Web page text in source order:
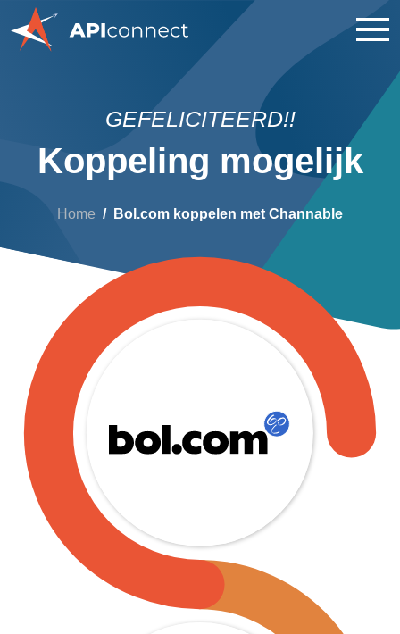
GEFELICITEERD!!
Koppeling mogelijk
Home Bol.com koppelen met Channable